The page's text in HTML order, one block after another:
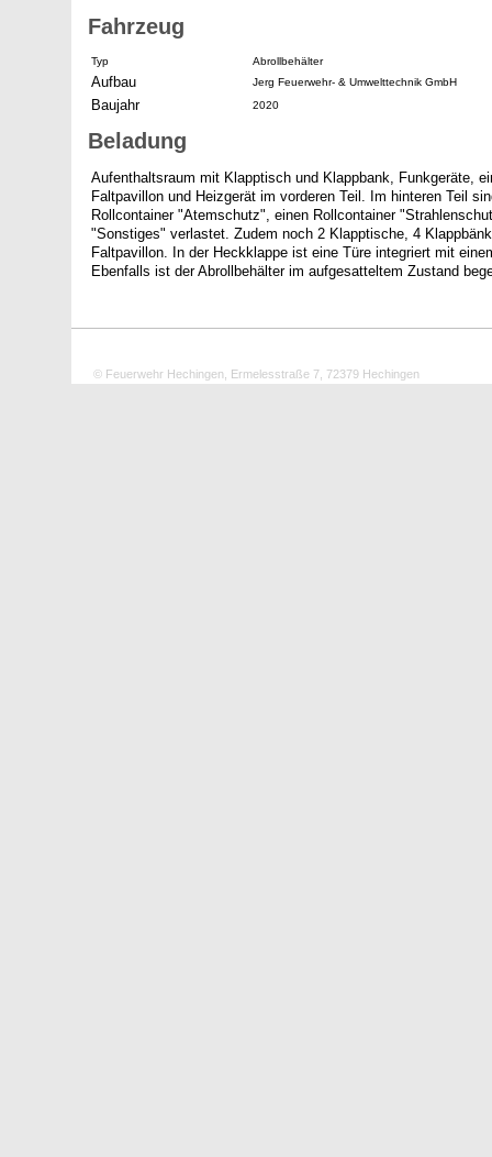
Fahrzeug
Typ Abrollbehälter
Aufbau Jerg Feuerwehr- & Umwelttechnik GmbH
Baujahr 2020
Beladung
Aufenthaltsraum mit Klapptisch und Klappbank, Funkgeräte,
Faltpavillon und Heizgerät im vorderen Teil. Im hinteren Teil
Rollcontainer "Atemschutz", einen Rollcontainer
"Sonstiges" verlastet. Zudem noch 2 Klapptische, 4
Faltpavillon. In der Heckklappe ist eine Türe integriert mit
Ebenfalls ist der Abrollbehälter im aufgesatteltem Zustand
© Feuerwehr Hechingen, Ermelesstraße 7, 72379 Hechingen